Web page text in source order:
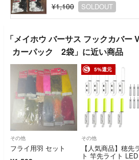
¥1,100
SOLDOUT
「メイホウ バーサス フックカバー
カーパック 2袋」に近い商品
その他
フライ用羽 セット
5%還元
その他
【人気商品】穂先
ト 竿先ライト